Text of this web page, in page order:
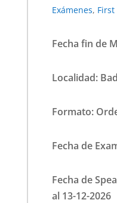
Exámenes, First
Fecha fin de
Localidad:
Formato:
Fecha de
Fecha de
al 13-12-2026